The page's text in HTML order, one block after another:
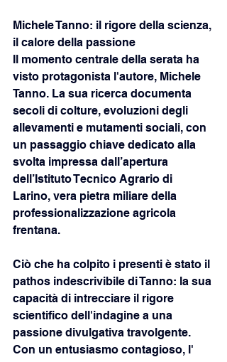
Michele Tanno: il rigore della scienza,
il calore della passione
Il momento centrale della serata ha
visto protagonista l'autore, Michele
Tanno. La sua ricerca documenta
secoli di colture, evoluzioni degli
allevamenti e mutamenti sociali, con
un passaggio chiave dedicato alla
svolta impressa dall’apertura
dell’Istituto Tecnico Agrario di
Larino, vera pietra miliare della
professionalizzazione agricola
frentana.
Ciò che ha colpito i presenti è stato il
pathos indescrivibile di Tanno: la sua
capacità di intrecciare il rigore
scientifico dell'indagine a una
passione divulgativa travolgente.
Con un entusiasmo contagioso, l'